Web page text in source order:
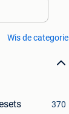
Wis de categorie
370